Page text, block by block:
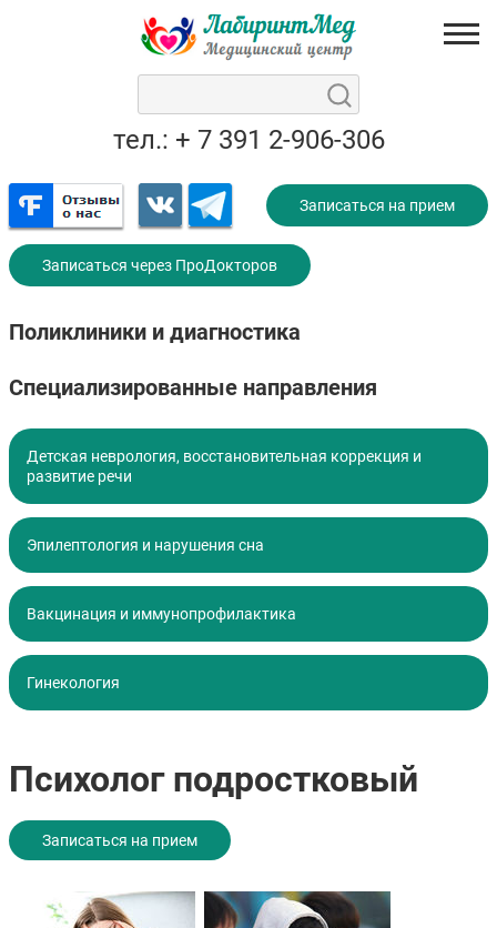
тел.: + 7 391 2-906-306
Записаться на прием
Записаться через ПроДокторов
Поликлиники и диагностика
Специализированные направления
Детская неврология, восстановительная коррекция и
развитие речи
Эпилептология и нарушения сна
Вакцинация и иммунопрофилактика
Гинекология
Психолог подростковый
Записаться на прием